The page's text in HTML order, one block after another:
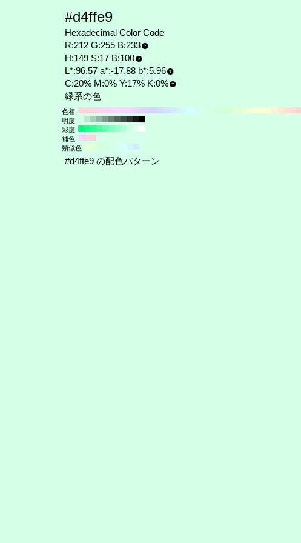
#d4ffe9
Hexadecimal Color Code
R:212 G:255 B:233
H:149 S:17 B:100
L*:96.57 a*:-17.88 b*:5.96
C:20% M:0% Y:17% K:0%
緑系の色
色相
明度
彩度
補色
類似色
#d4ffe9 の配色パターン